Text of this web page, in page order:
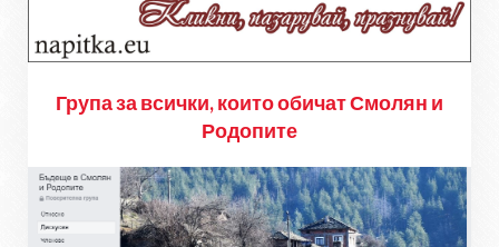
Група за всички, които обичат Смолян и
Родопите